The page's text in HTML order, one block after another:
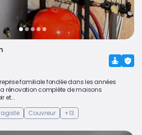
familiale fondée dans les années
rénovation complète de maisons
et...
Couvreur +13